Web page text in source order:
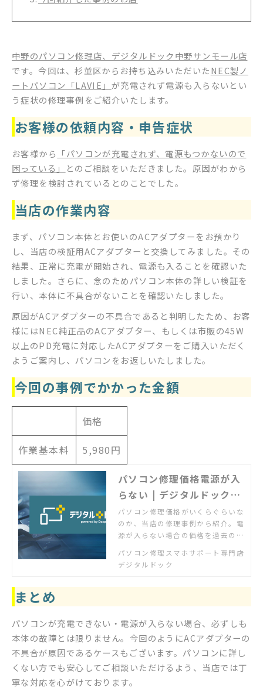
中野のパソコン修理店、デジタルドック中野サンモール店
です。今回は、杉並区からお持ち込みいただいたNEC製ノ
ートパソコン「LAVIE」 が充電されず電源も入らないとい
う症状の修理事例をご紹介いたします。
お客様の依頼内容・申告症状
お客様から 「パソコンが充電されず、電源もつかないので
困っている」
とのご相談をいただきました。原因がわから
ず修理を検討されているとのことでした。
当店の作業内容
まず、パソコン本体とお使いのACアダプターをお預かり
し、当店の検証用ACアダプターと交換してみました。その
結果、正常に充電が開始され、電源も入ることを確認いた
しました。さらに、念のためパソコン本体の詳しい検証を
行い、本体に不具合がないことを確認いたしました。
原因がACアダプターの不具合であると判明したため、お客
様にはNEC純正品のACアダプター、もしくは市販の45W
以上のPD充電に対応したACアダプターをご購入いただく
ようご案内し、パソコンをお返しいたしました。
今回の事例でかかった金額
価格
作業基本料 5,980円
パソコン修理価格電源が入
らない | デジタルドック
【公式】
パソコン修理価格がいくらぐらいな
のか、当店の修理事例から紹介。電
源が入らない場合の価格を過去の修
際の作業前にはお客様にお見積もり
を必ず提示し、了承いただいたうえ
パソコン修理スマホサポート専門店
デジタルドック
まとめ
パソコンが充電できない・電源が入らない場合、必ずしも
本体の故障とは限りません。今回のようにACアダプターの
不具合が原因であるケースもございます。パソコンに詳し
くない方でも安心してご相談いただけるよう、当店では丁
寧な対応を心がけております。